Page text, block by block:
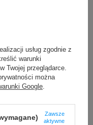
usług zgodnie z
warunki
Twojej przeglądarce.
można
Google.
Zawsze
aktywne